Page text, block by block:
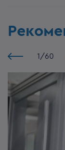
1 /60